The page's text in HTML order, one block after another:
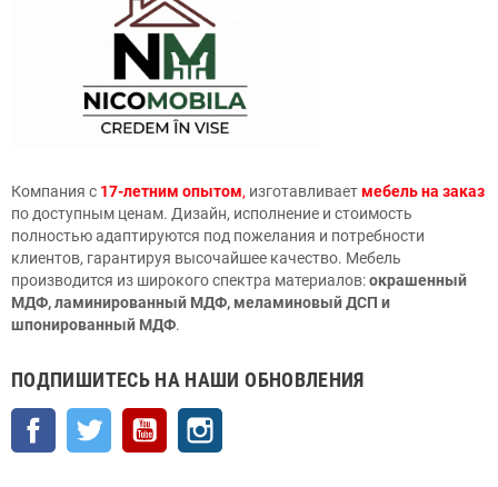
Компания с 17-летним опытом, изготавливаетмебель на заказ
по доступным ценам. Дизайн, исполнение и стоимость
полностью адаптируются под пожелания и потребности
клиентов, гарантируя высочайшее качество. Мебель
производится из широкого спектра материалов:окрашенный
МДФ, ламинированный МДФ, меламиновый ДСП и
шпонированный МДФ.
ПОДПИШИТЕСЬ НА НАШИ ОБНОВЛЕНИЯ
Facebook Twitter YouTube